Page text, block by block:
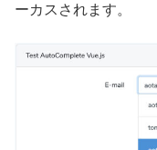
ーカスされます。